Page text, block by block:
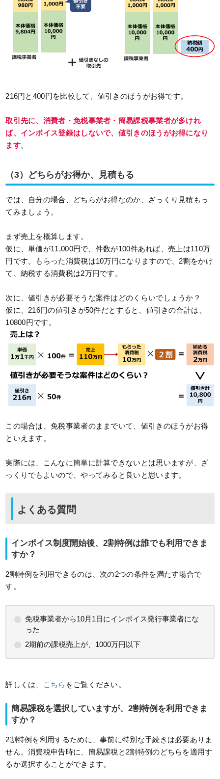
216円と400円を比較して、値引きのほうがお得です。
取引先に、消費者・免税事業者・簡易課税事業者が多けれ
ば、インボイス登録はしないで、値引きのほうがお得になり
ます。
（3）どちらがお得か、見積もる
では、自分の場合、どちらがお得なのか、ざっくり見積もっ
てみましょう。
まず売上を概算します。
仮に、単価が11,000円で、件数が100件あれば、売上は110万
円です。もらった消費税は10万円になりますので、2割をかけ
て、納税する消費税は2万円です。
次に、値引きが必要そうな案件はどのくらいでしょうか？
仮に、216円の値引きが50件だとすると、値引きの合計は、
10800円です。
この場合は、免税事業者のままでいて、値引きのほうがお得
といえます。
実際には、こんなに簡単に計算できないとは思いますが、ざ
っくりでもよいので、やってみると良いと思います。
よくある質問
インボイス制度開始後、2割特例は誰でも利用できま
すか？
2割特例を利用できるのは、次の2つの条件を満たす場合で
す。
免税事業者から10月1日にインボイス発行事業者にな
った
2期前の課税売上が、1000万円以下
詳しくは、 こちら をご覧ください。
簡易課税を選択していますが、2割特例を利用できま
すか？
2割特例を利用するために、事前に特別な手続きは必要ありま
せん。消費税申告時に、簡易課税と2割特例のどちらを適用す
るか選択することができます。